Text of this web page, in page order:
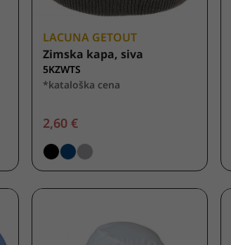
LACUNA GETOUT
Zimska kapa, siva
5KZWTS
*kataloška cena
2,60 €